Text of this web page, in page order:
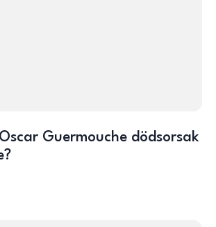
Guermouche dödsorsak